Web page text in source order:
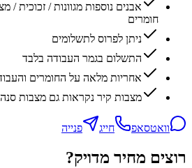
אבנים נוספות מגוונות / זכוכית
חומרים
ניתן לפרוס לתשלומים
התשלום בגמר העבודה בלבד
אחריות מלאה על החומרים
מצבות קיר נקראות גם מצבות
וואטסאפ חייג פנייה
רוצים מחיר מדויק?